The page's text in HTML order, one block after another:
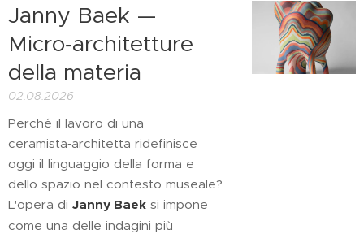
Janny Baek —
Micro‑architetture
della materia
02.08.2026
Perché il lavoro di una
ceramista‑architetta ridefinisce
oggi il linguaggio della forma e
dello spazio nel contesto museale?
L'opera di Janny Baek si impone
come una delle indagini più